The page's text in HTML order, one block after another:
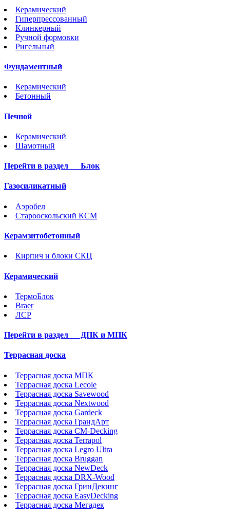
Керамический
Гиперпрессованный
Клинкерный
Ручной формовки
Ригельный
Фундаментный
Керамический
Бетонный
Печной
Керамический
Шамотный
Перейти в раздел Блок
Газосиликатный
Аэробел
Старооскольский КСМ
Керамзитобетонный
Кирпич и блоки СКЦ
Керамический
ТермоБлок
Braer
ЛСР
Перейти в раздел ДПК и МПК
Террасная доска
Террасная доска МПК
Террасная доска Lecole
Террасная доска Savewood
Террасная доска Nextwood
Террасная доска Gardeck
Террасная доска ГрандАрт
Террасная доска CM-Decking
Террасная доска Terrapol
Террасная доска Legro Ultra
Террасная доска Bruggan
Террасная доска NewDeck
Террасная доска DRX-Wood
Террасная доска ГринДекинг
Террасная доска EasyDecking
Террасная доска Мегадек